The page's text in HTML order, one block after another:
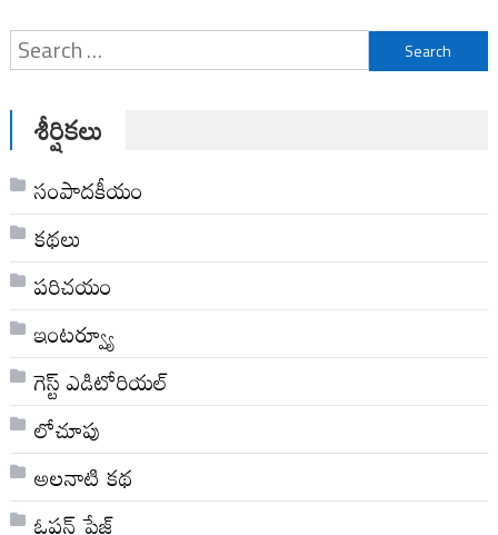
Search
for:
శీర్షికలు
సంపాదకీయం
కథలు
పరిచయం
ఇంటర్వ్యూ
గెస్ట్ ఎడిటోరియల్
లోచూపు
అల‌నాటి క‌థ‌
ఓపన్ పేజ్